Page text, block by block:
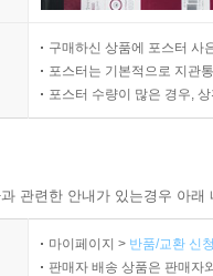
구매하신 상품에 포스터 사
포스터는 기본적으로 지관
포스터 수량이 많은 경우,
관련한 안내가 있는경우 아
마이페이지 > 반품/교환 신
판매자 배송 상품은 판매자